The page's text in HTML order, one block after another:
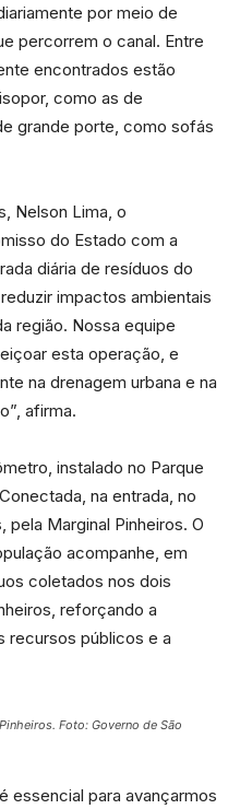
por meio de
percorrem o canal. Entre
encontrados estão
como as de
grande porte, como sofás
Nelson Lima, o
do Estado com a
diária de resíduos do
impactos ambientais
região. Nossa equipe
esta operação, e
na drenagem urbana e na
afirma.
instalado no Parque
na entrada, no
Marginal Pinheiros. O
acompanhe, em
coletados nos dois
reforçando a
recursos públicos e a
Foto: Governo de São
essencial para avançarmos